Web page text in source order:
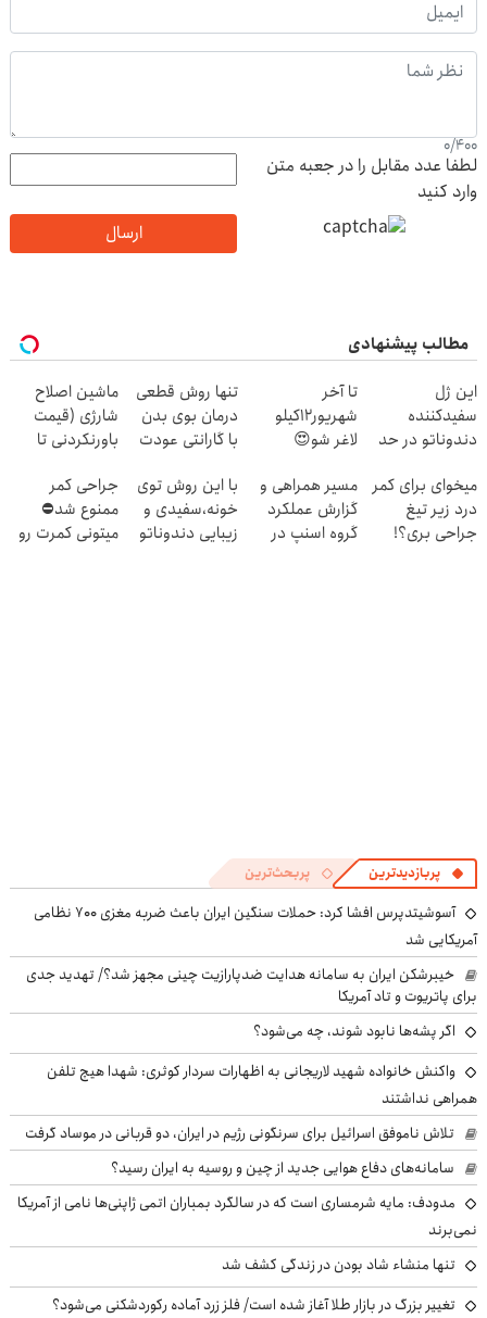
0/400
لطفا عدد مقابل را در جعبه متن
وارد کنید
ارسال
مطالب پیشنهادی
این ژل
سفیدکننده
دندوناتو در حد
میکنه
(40%تخفیف)
تا آخر
شهریور12کیلو
لاغر شو😍
تنها روش قطعی
درمان بوی بدن
با گارانتی عودت
ببین
ماشین اصلاح
شارژی (قیمت
باورنکردنی تا
میخوای برای کمر
درد زیر تیغ
جراحی بری؟!
مسیر همراهی و
گزارش عملکرد
گروه اسنپ در
با این روش توی
خونه،سفیدی و
زیبایی دندوناتو
جراحی کمر
ممنوع شد⛔
میتونی کمرت رو
پربازدیدترین پربحث‌ترین
آسوشیتدپرس افشا کرد: حملات سنگین ایران باعث ضربه مغزی ۷۰۰ نظامی
آمریکایی شد
خیبرشکن ایران به سامانه هدایت ضدپارازیت چینی مجهز شد؟/ تهدید جدی
برای پاتریوت و تاد آمریکا
اگر پشه‌ها نابود شوند، چه می‌شود؟
واکنش خانواده شهید لاریجانی به اظهارات سردار کوثری: شهدا هیچ تلفن
همراهی نداشتند
تلاش ناموفق اسرائیل برای سرنگونی رژیم در ایران، دو قربانی در موساد گرفت
سامانه‌های دفاع هوایی جدید از چین و روسیه به ایران رسید؟
مدودف: مایه شرمساری است که در سالگرد بمباران اتمی ژاپنی‌ها نامی از آمریکا
نمی‌برند
تنها منشاء شاد بودن در زندگی کشف شد
تغییر بزرگ در بازار طلا آغاز شده است/ فلز زرد آماده رکوردشکنی می‌شود؟